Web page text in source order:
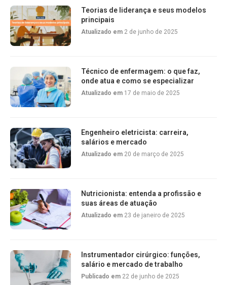
Teorias de liderança e seus modelos
principais
Atualizado em 2 de junho de 2025
Técnico de enfermagem: o que faz,
onde atua e como se especializar
Atualizado em 17 de maio de 2025
Engenheiro eletricista: carreira,
salários e mercado
Atualizado em 20 de março de 2025
Nutricionista: entenda a profissão e
suas áreas de atuação
Atualizado em 23 de janeiro de 2025
Instrumentador cirúrgico: funções,
salário e mercado de trabalho
Publicado em 22 de junho de 2025